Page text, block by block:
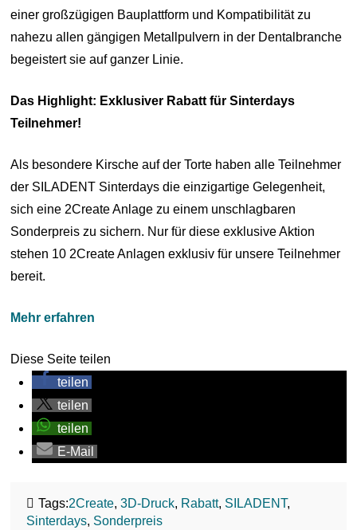
einer großzügigen Bauplattform und Kompatibilität zu
nahezu allen gängigen Metallpulvern in der Dentalbranche
begeistert sie auf ganzer Linie.
Das Highlight: Exklusiver Rabatt für Sinterdays
Teilnehmer!
Als besondere Kirsche auf der Torte haben alle Teilnehmer
der SILADENT Sinterdays die einzigartige Gelegenheit,
sich eine 2Create Anlage zu einem unschlagbaren
Sonderpreis zu sichern. Nur für diese exklusive Aktion
stehen 10 2Create Anlagen exklusiv für unsere Teilnehmer
bereit.
Mehr erfahren
Diese Seite teilen
teilen
teilen
teilen
E-Mail
Tags:2Create,3D-Druck, Rabatt, SILADENT,
Sinterdays, Sonderpreis